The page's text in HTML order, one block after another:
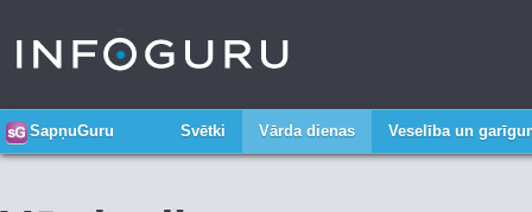
SapņuGuru Svētki Vārda dienas Veselība un